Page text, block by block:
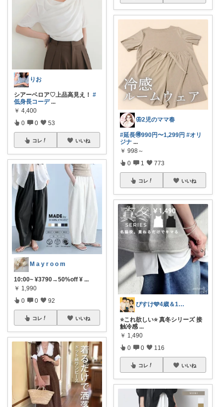
りお
シアーベロア♡上品高見え！ #
低身長コーデ ...
￥ 4,400
0 0 53
コレ いいね
M a y r o o m
10:00~ ¥3790→50%off ¥ ...
￥ 1,990
0 0 92
コレ いいね
🦋2児のママ春
#延長🉐990円〜1,299円 #オリ
ジナ ...
￥ 998～
0 1 773
コレ いいね
ぴすけ🩵4歳＆1歳ママの愛用品
⭐️これ欲しい⭐️ 真冬シリーズ 接
触冷感 ...
￥ 1,490
0 0 116
コレ いいね